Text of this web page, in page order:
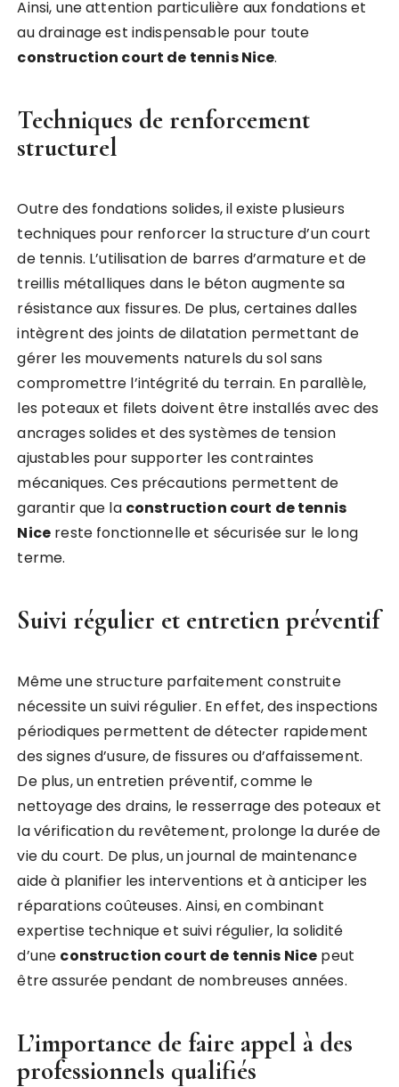
Ainsi, une attention particulière aux fondations et
au drainage est indispensable pour toute
construction court de tennis Nice.
Techniques de renforcement
structurel
Outre des fondations solides, il existe plusieurs
techniques pour renforcer la structure d’un court
de tennis. L’utilisation de barres d’armature et de
treillis métalliques dans le béton augmente sa
résistance aux fissures. De plus, certaines dalles
intègrent des joints de dilatation permettant de
gérer les mouvements naturels du sol sans
compromettre l’intégrité du terrain. En parallèle,
les poteaux et filets doivent être installés avec des
ancrages solides et des systèmes de tension
ajustables pour supporter les contraintes
mécaniques. Ces précautions permettent de
garantir que la construction court de tennis
Nice reste fonctionnelle et sécurisée sur le long
terme.
Suivi régulier et entretien préventif
Même une structure parfaitement construite
nécessite un suivi régulier. En effet, des inspections
périodiques permettent de détecter rapidement
des signes d’usure, de fissures ou d’affaissement.
De plus, un entretien préventif, comme le
nettoyage des drains, le resserrage des poteaux et
la vérification du revêtement, prolonge la durée de
vie du court. De plus, un journal de maintenance
aide à planifier les interventions et à anticiper les
réparations coûteuses. Ainsi, en combinant
expertise technique et suivi régulier, la solidité
d’une construction court de tennis Nice peut
être assurée pendant de nombreuses années.
L’importance de faire appel à des
professionnels qualifiés